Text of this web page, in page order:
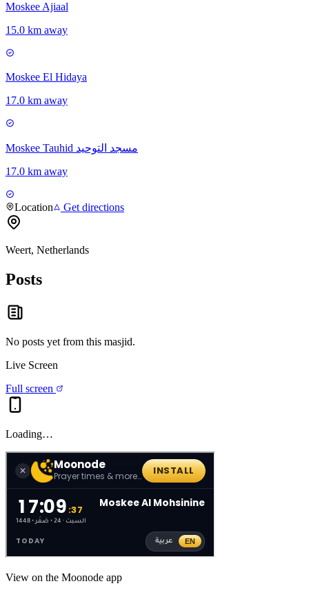
Moskee Ajiaal
15.0 km away
Moskee El Hidaya
17.0 km away
Moskee Tauhid مسجد التوحيد
17.0 km away
Location Get directions
Weert, Netherlands
Posts
No posts yet from this masjid.
Live Screen
Full screen
Loading…
View on the Moonode app